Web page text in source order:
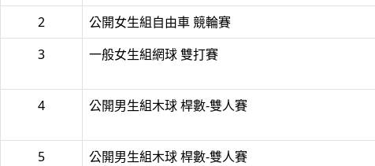
2
公開女生組自由車 競輪賽
3
一般女生組網球 雙打賽
4 公開男生組木球 桿數-雙人賽
5 公開男生組木球 桿數-雙人賽